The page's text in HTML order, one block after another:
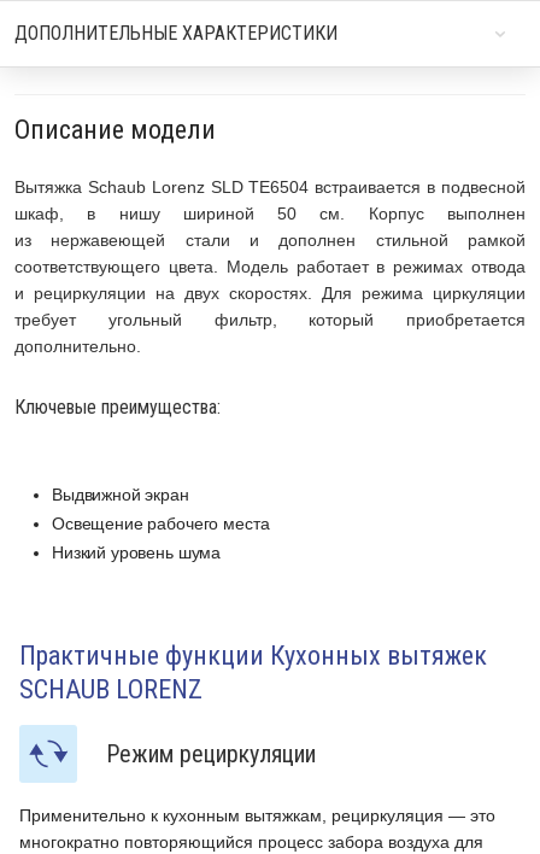
ДОПОЛНИТЕЛЬНЫЕ ХАРАКТЕРИСТИКИ
Описание модели
Вытяжка Schaub Lorenz SLD TE6504 встраивается в подвесной
шкаф, в нишу шириной 50 см. Корпус выполнен
из нержавеющей стали и дополнен стильной рамкой
соответствующего цвета. Модель работает в режимах отвода
и рециркуляции на двух скоростях. Для режима циркуляции
требует угольный фильтр, который приобретается
дополнительно.
Ключевые преимущества:
Выдвижной экран
Освещение рабочего места
Низкий уровень шума
Практичные функции Кухонных вытяжек
SCHAUB LORENZ
Режим рециркуляции
Применительно к кухонным вытяжкам, рециркуляция — это
многократно повторяющийся процесс забора воздуха для